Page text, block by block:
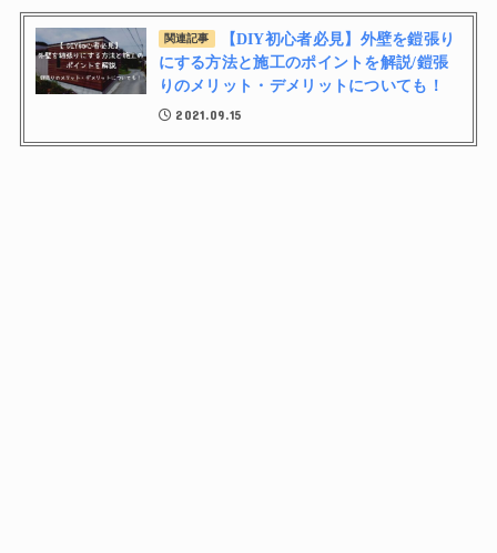
関連記事
【DIY初心者必見】外壁を鎧張り
にする方法と施工のポイントを解説/鎧張
りのメリット・デメリットについても！
2021.09.15